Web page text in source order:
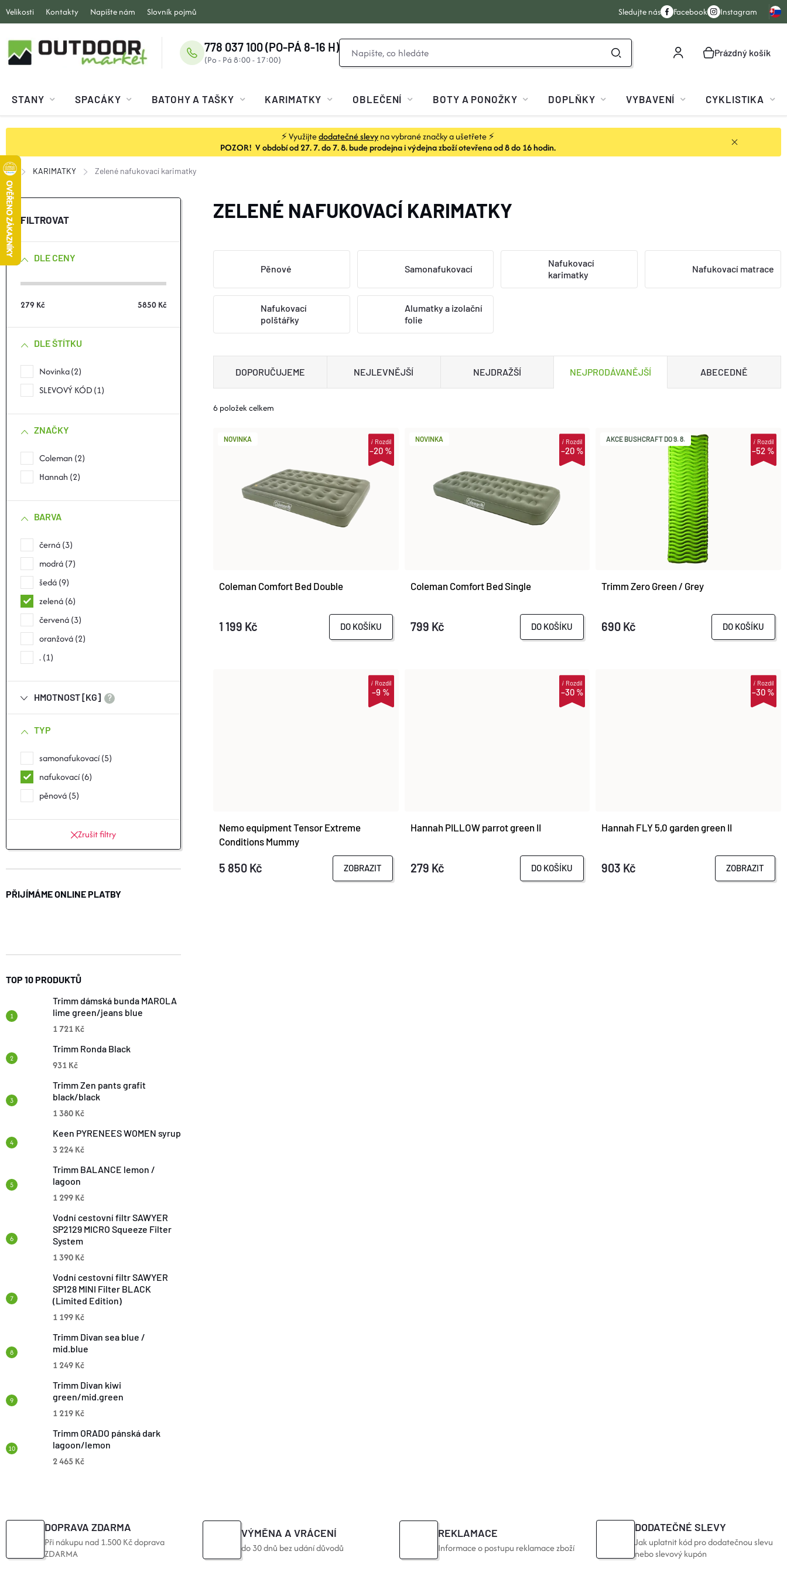
Přejít
na
obsah
⚡ Využijtedodatečné slevyna vybrané značky a ušetřete ⚡
POZOR! V období od 27. 7. do 7. 8. bude prodejna i výdejna zboží otevřena od 8 do 16 hodin.
Velikosti Kontakty Napište nám Slovník pojmů Sledujte nás Facebook Instagram
NÁKUPNÍ
Prázdný košík
778 037 100 (PO-PÁ 8-16 H)
STANY SPACÁKY BATOHY A TAŠKY KARIMATKY OBLEČENÍ BOTY A PONOŽKY DOPLŇKY VYBAVENÍ CYKLISTIKA
Domů
KARIMATKY Zelené nafukovací karimatky
P
O
S
R
N
A
DLE CENY
279 Kč 5850 Kč
DLE ŠTÍTKU
Novinka 2
SLEVOVÝ KÓD 1
ZNAČKY
Coleman 2
Hannah 2
BARVA
černá 3
modrá 7
šedá 9
zelená 6
červená 3
oranžová 2
. 1
HMOTNOST [KG] ?
TYP
samonafukovací 5
nafukovací 6
pěnová 5
Zrušit filtry
PŘIJÍMÁME ONLINE PLATBY
TOP 10 PRODUKTŮ
Trimm dámská bunda MAROLA
lime green/jeans blue
1 721 Kč
Trimm Ronda Black
931 Kč
Trimm Zen pants grafit
black/black
1 380 Kč
Keen PYRENEES WOMEN syrup
3 224 Kč
Trimm BALANCE lemon /
lagoon
1 299 Kč
Vodní cestovní filtr SAWYER
SP2129 MICRO Squeeze Filter
System
1 390 Kč
Vodní cestovní filtr SAWYER
SP128 MINI Filter BLACK
(Limited Edition)
1 199 Kč
Trimm Divan sea blue /
mid.blue
1 249 Kč
Trimm Divan kiwi
green/mid.green
1 219 Kč
Trimm ORADO pánská dark
lagoon/lemon
2 465 Kč
ZELENÉ NAFUKOVACÍ KARIMATKY
Pěnové Samonafukovací
Nafukovací
karimatky
Nafukovací matrace
Nafukovací
polštářky
Alumatky a izolační
folie
A
D
DOPORUČUJEME NEJLEVNĚJŠÍ NEJDRAŽŠÍ NEJPRODÁVANĚJŠÍ ABECEDNĚ
6 položek celkem
V
P
R
NOVINKA
–20 %
iRozdíl
Coleman Comfort Bed Double
1 199 Kč DO KOŠÍKU
NOVINKA
–20 %
iRozdíl
Coleman Comfort Bed Single
799 Kč DO KOŠÍKU
AKCE BUSHCRAFT DO 9. 8.
–52 %
iRozdíl
Trimm Zero Green / Grey
690 Kč DO KOŠÍKU
–9 %
iRozdíl
Nemo equipment Tensor Extreme
Conditions Mummy
5 850 Kč ZOBRAZIT
–30 %
iRozdíl
Hannah PILLOW parrot green II
279 Kč DO KOŠÍKU
–30 %
iRozdíl
Hannah FLY 5,0 garden green II
903 Kč ZOBRAZIT
DOPRAVA ZDARMA
Při nákupu nad 1.500 Kč doprava
ZDARMA
VÝMĚNA A VRÁCENÍ
do 30 dnů bez udání důvodů
REKLAMACE
Informace o postupu reklamace zboží
DODATEČNÉ SLEVY
Jak uplatnit kód pro dodatečnou slevu
nebo slevový kupón